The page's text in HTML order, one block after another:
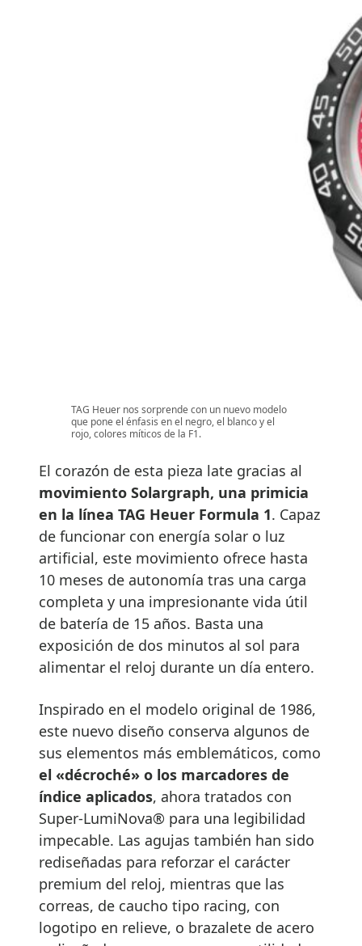
TAG Heuer nos sorprende con un nuevo modelo
que pone el énfasis en el negro, el blanco y el
rojo, colores míticos de la F1.
El corazón de esta pieza late gracias al
movimiento Solargraph, una primicia
en la línea TAG Heuer Formula 1. Capaz
de funcionar con energía solar o luz
artificial, este movimiento ofrece hasta
10 meses de autonomía tras una carga
completa y una impresionante vida útil
de batería de 15 años. Basta una
exposición de dos minutos al sol para
alimentar el reloj durante un día entero.
Inspirado en el modelo original de 1986,
este nuevo diseño conserva algunos de
sus elementos más emblemáticos, como
el «décroché» o los marcadores de
índice aplicados, ahora tratados con
Super-LumiNova® para una legibilidad
impecable. Las agujas también han sido
rediseñadas para reforzar el carácter
premium del reloj, mientras que las
correas, de caucho tipo racing, con
logotipo en relieve, o brazalete de acero